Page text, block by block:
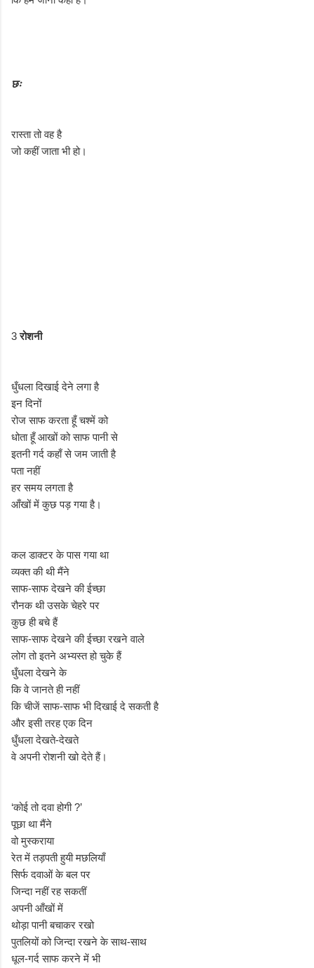
छः
रास्ता तो वह है
जो कहीं जाता भी हो।
3रोशनी
धुँधला दिखाई देने लगा है
इन दिनों
रोज साफ करता हूँ चश्में को
धोता हूँ आखों को साफ पानी से
इतनी गर्द कहाँ से जम जाती है
पता नहीं
हर समय लगता है
आँखों में कुछ पड़ गया है।
कल डाक्टर के पास गया था
व्यक्त की थी मैंने
साफ-साफ देखने की ईच्छा
रौनक थी उसके चेहरे पर
कुछ ही बचे हैं
साफ-साफ देखने की ईच्छा रखने वाले
लोग तो इतने अभ्यस्त हो चुके हैं
धुँधला देखने के
कि वे जानते ही नहीं
कि चीजें साफ-साफ भी दिखाई दे सकती है
और इसी तरह एक दिन
धुँधला देखते-देखते
वे अपनी रोशनी खो देते हैं।
‘कोई तो दवा होगी ?’
पूछा था मैंने
वो मुस्कराया
रेत में तड़पती हुयी मछलियाँ
सिर्फ दवाओं के बल पर
जिन्दा नहीं रह सकतीं
अपनी आँखों में
थोड़ा पानी बचाकर रखो
पुतलियों को जिन्दा रखने के साथ-साथ
धूल-गर्द साफ करने में भी